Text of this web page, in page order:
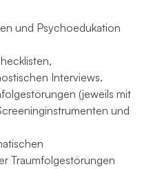
und Psychoedukation
Interviews.
(jeweils mit
und
Traumfolgestörungen